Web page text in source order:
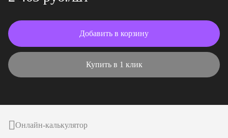
Добавить в корзину
Купить в 1 клик
Онлайн-калькулятор